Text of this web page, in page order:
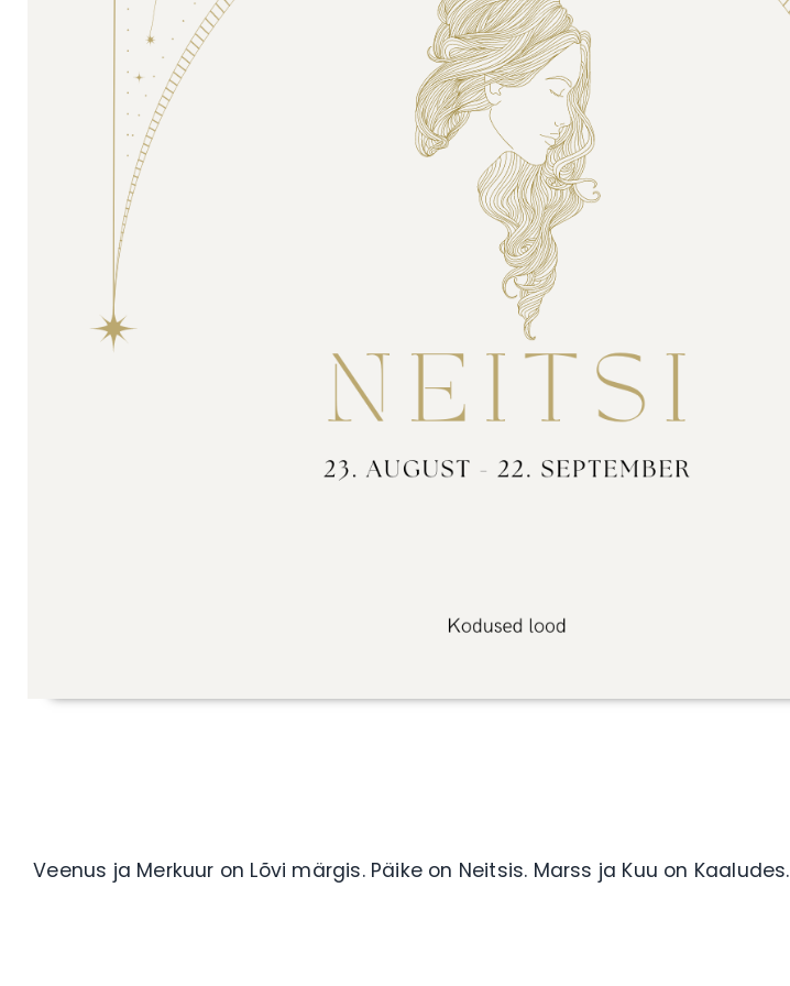
Veenus ja Merkuur on Lõvi märgis. Päike on Neitsis. Marss ja Kuu on Kaaludes.